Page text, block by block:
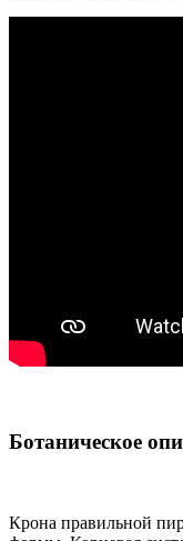
Ботаническое
Крона правильной